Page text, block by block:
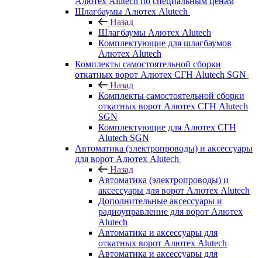
Шлагбаумы Алютех Alutech
Назад
Шлагбаумы Алютех Alutech
Комплектующие для шлагбаумов
Алютех Alutech
Комплекты самостоятельной сборки
откатных ворот Алютех СГН Alutech SGN
Назад
Комплекты самостоятельной сборки
откатных ворот Алютех СГН Alutech
SGN
Комплектующие для Алютех СГН
Alutech SGN
Автоматика (электропроводы) и аксессуары
для ворот Алютех Alutech
Назад
Автоматика (электропроводы) и
аксессуары для ворот Алютех Alutech
Дополнительные аксессуары и
радиоуправление для ворот Алютех
Alutech
Автоматика и аксессуары для
откатных ворот Алютех Alutech
Автоматика и аксессуары для